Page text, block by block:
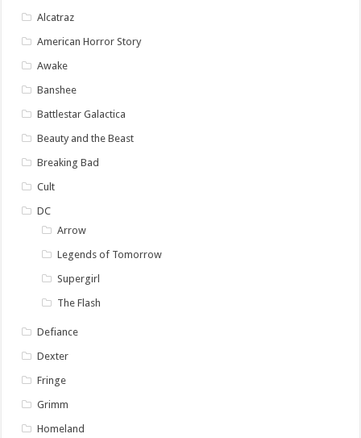
Alcatraz
American Horror Story
Awake
Banshee
Battlestar Galactica
Beauty and the Beast
Breaking Bad
Cult
DC
Arrow
Legends of Tomorrow
Supergirl
The Flash
Defiance
Dexter
Fringe
Grimm
Homeland